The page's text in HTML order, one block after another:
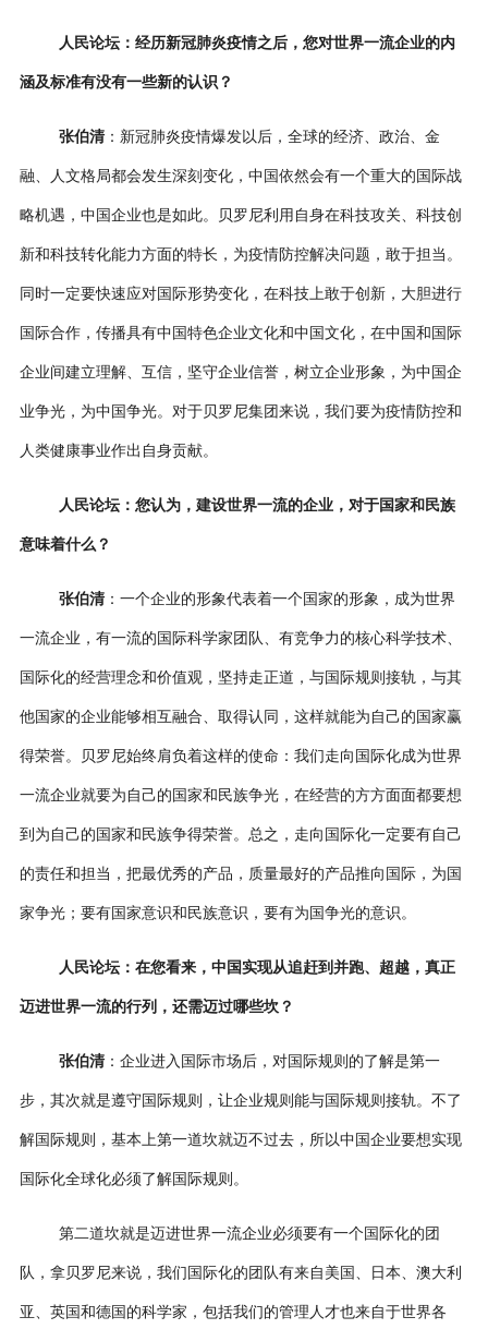
人民论坛： 经历新冠肺炎疫情之后，您对世界一流企业的内
涵及标准有没有一些新的认识？
张伯清：新冠肺炎疫情爆发以后，全球的经济、政治、金
融、人文格局都会发生深刻变化，中国依然会有一个重大的国际战
略机遇，中国企业也是如此。贝罗尼利用自身在科技攻关、科技创
新和科技转化能力方面的特长，为疫情防控解决问题，敢于担当。
同时一定要快速应对国际形势变化，在科技上敢于创新，大胆进行
国际合作，传播具有中国特色企业文化和中国文化，在中国和国际
企业间建立理解、互信，坚守企业信誉，树立企业形象，为中国企
业争光，为中国争光。对于贝罗尼集团来说，我们要为疫情防控和
人类健康事业作出自身贡献。
人民论坛： 您认为，建设世界一流的企业，对于国家和民族
意味着什么？
张伯清：一个企业的形象代表着一个国家的形象，成为世界
一流企业，有一流的国际科学家团队、有竞争力的核心科学技术、
国际化的经营理念和价值观，坚持走正道，与国际规则接轨，与其
他国家的企业能够相互融合、取得认同，这样就能为自己的国家赢
得荣誉。贝罗尼始终肩负着这样的使命：我们走向国际化成为世界
一流企业就要为自己的国家和民族争光，在经营的方方面面都要想
到为自己的国家和民族争得荣誉。总之，走向国际化一定要有自己
的责任和担当，把最优秀的产品，质量最好的产品推向国际，为国
家争光；要有国家意识和民族意识，要有为国争光的意识。
人民论坛： 在您看来，中国实现从追赶到并跑、超越，真正
迈进世界一流的行列，还需迈过哪些坎？
张伯清：企业进入国际市场后，对国际规则的了解是第一
步，其次就是遵守国际规则，让企业规则能与国际规则接轨。不了
解国际规则，基本上第一道坎就迈不过去，所以中国企业要想实现
国际化全球化必须了解国际规则。
第二道坎就是迈进世界一流企业必须要有一个国际化的团
队，拿贝罗尼来说，我们国际化的团队有来自美国、日本、澳大利
亚、英国和德国的科学家，包括我们的管理人才也来自于世界各